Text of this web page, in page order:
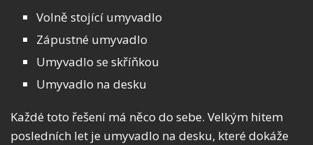
Volně stojící umyvadlo
Zápustné umyvadlo
Umyvadlo se skříňkou
Umyvadlo na desku
Každé toto řešení má něco do sebe. Velkým hitem
posledních let je umyvadlo na desku, které dokáže